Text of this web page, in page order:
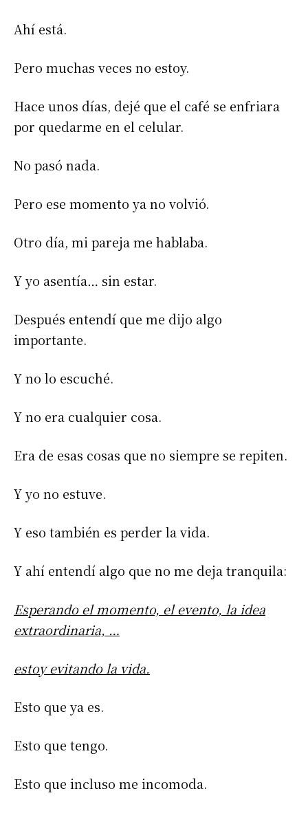
Ahí está.
Pero muchas veces no estoy.
Hace unos días, dejé que el café se enfriara
por quedarme en el celular.
No pasó nada.
Pero ese momento ya no volvió.
Otro día, mi pareja me hablaba.
Y yo asentía… sin estar.
Después entendí que me dijo algo
importante.
Y no lo escuché.
Y no era cualquier cosa.
Era de esas cosas que no siempre se repiten.
Y yo no estuve.
Y eso también es perder la vida.
Y ahí entendí algo que no me deja tranquila:
Esperando el momento, el evento, la idea
extraordinaria, …
estoy evitando la vida.
Esto que ya es.
Esto que tengo.
Esto que incluso me incomoda.